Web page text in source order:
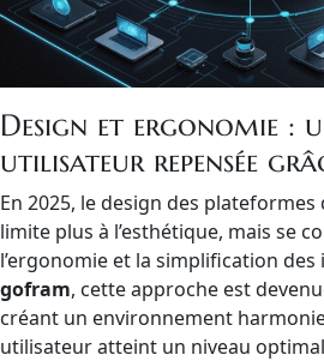
Design et ergonomie :
utilisateur repensée
En 2025, le design des plateformes
limite plus à l’esthétique, mais se
l’ergonomie et la simplification des
gofram, cette approche est
créant un environnement
utilisateur atteint un niveau